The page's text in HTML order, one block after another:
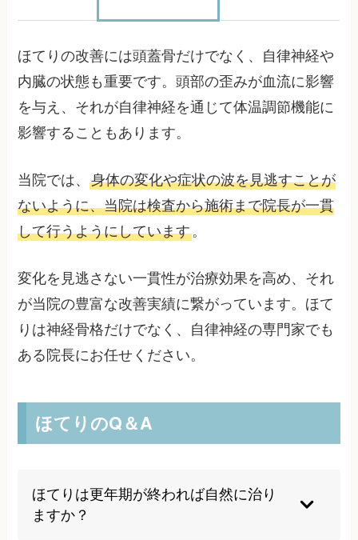
ほてりの改善には頭蓋骨だけでなく、自律神経や
内臓の状態も重要です。頭部の歪みが血流に影響
を与え、それが自律神経を通じて体温調節機能に
影響することもあります。
当院では、身体の変化や症状の波を見逃すことが
ないように、当院は検査から施術まで院長が一貫
して行うようにしています。
変化を見逃さない一貫性が治療効果を高め、それ
が当院の豊富な改善実績に繋がっています。ほて
りは神経骨格だけでなく、自律神経の専門家でも
ある院長にお任せください。
ほてりのQ＆A
ほてりは更年期が終われば自然に治り
ますか？